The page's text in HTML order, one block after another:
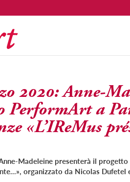
2020: Anne-
PerformArt a
«L’IReMus
Madeleine presenterà il
organizzato da Nicolas Dufetel